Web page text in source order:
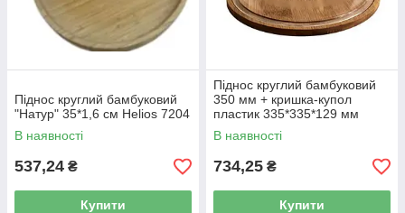
Піднос круглий бамбуковий
"Натур" 35*1,6 см Helios 7204
В наявності
537,24 ₴
Купити
Піднос круглий бамбуковий
350 мм + кришка-купол
пластик 335*335*129 мм
Helios 7262/7263
В наявності
734,25 ₴
Купити